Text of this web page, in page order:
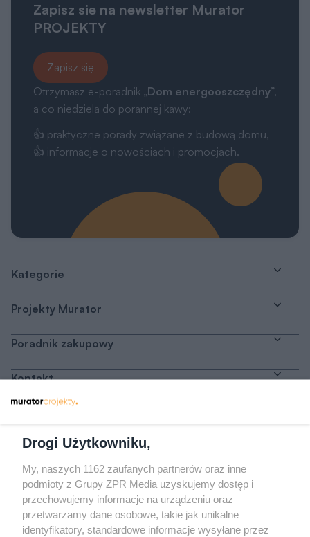
Zapisz sie na newsletter Murator
PROJEKTY
Zapisz się
Otrzymasz e-poradnik „Dom energooszczędny”,
a co niedziela do porannej kawy:
👍 praktyczne porady związane z budową domu,
👍 informacje o nowościach i promocjach.
Kategorie
Projekty Murator
Poradnik zakupowy
Kontakt
Odwiedź grupę na Facebooku
Gdybym budował drugi raz - mądry Polak
przed budową
Drogi Użytkowniku,
My, naszych 1162 zaufanych partnerów oraz inne
podmioty z Grupy ZPR Media uzyskujemy dostęp i
przechowujemy informacje na urządzeniu oraz
przetwarzamy dane osobowe, takie jak unikalne
identyfikatory, standardowe informacje wysyłane przez